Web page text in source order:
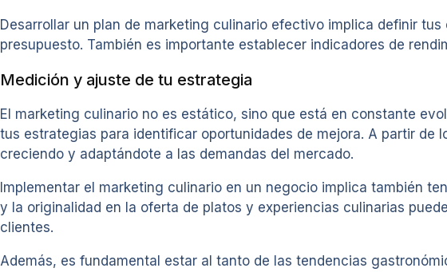
Desarrollar un plan de marketing culinario efectivo implica definir
presupuesto. También es importante establecer indicadores de
Medición y ajuste de tu estrategia
El marketing culinario no es estático, sino que está en constante
tus estrategias para identificar oportunidades de mejora. A partir
creciendo y adaptándote a las demandas del mercado.
Implementar el marketing culinario en un negocio implica también
y la originalidad en la oferta de platos y experiencias culinarias
clientes.
Además, es fundamental estar al tanto de las tendencias